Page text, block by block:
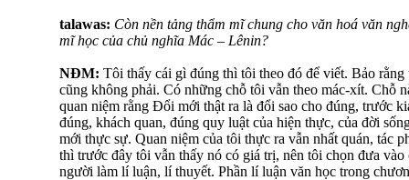
talawas: Còn nền tảng thẩm mĩ chung cho văn hoá văn
mĩ học của chủ nghĩa Mác – Lênin?
NĐM: Tôi thấy cái gì đúng thì tôi theo đó để viết. Bảo
cũng không phải. Có những chỗ tôi vẫn theo mác-xít. Chỗ
quan niệm rằng Đổi mới thật ra là đổi sao cho đúng, trước
đúng, khách quan, đúng quy luật của hiện thực, của đời
mới thực sự. Quan niệm của tôi thực ra vẫn nhất quán, tác
thì trước đây tôi vẫn thấy nó có giá trị, nên tôi chọn đưa
người làm lí luận, lí thuyết. Phần lí luận văn học trong